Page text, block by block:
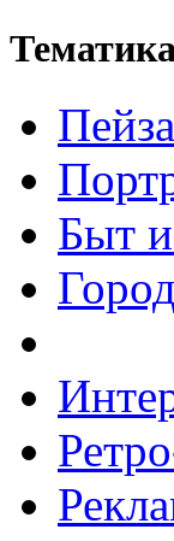
Тематика
Быт
Город